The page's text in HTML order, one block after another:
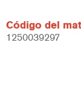
Código del
1250039297